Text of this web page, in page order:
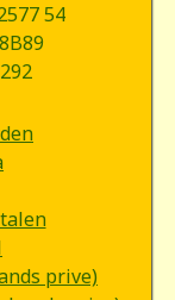
54
prive)